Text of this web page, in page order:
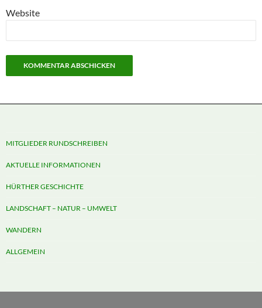
Website
MITGLIEDER RUNDSCHREIBEN
AKTUELLE INFORMATIONEN
HÜRTHER GESCHICHTE
LANDSCHAFT – NATUR – UMWELT
WANDERN
ALLGEMEIN